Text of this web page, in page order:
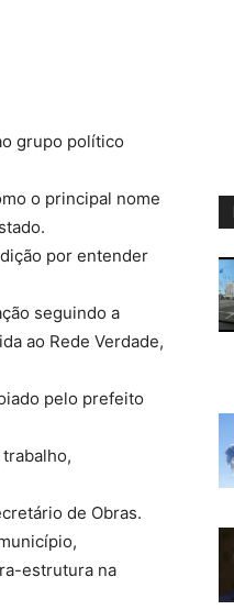
grupo político
o principal nome
por entender
seguindo a
ao Rede Verdade,
pelo prefeito
de Obras.
estrutura na